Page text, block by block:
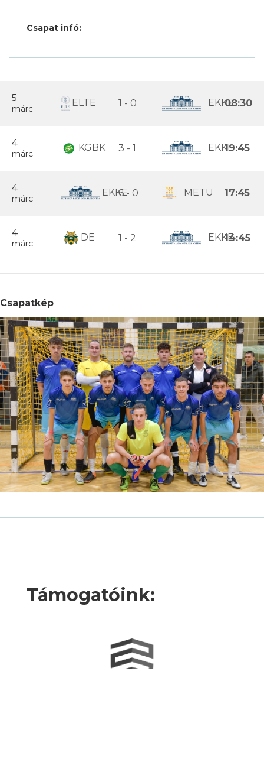
Csapat infó:
5
márc
ELTE 1 - 0 EKKE08:30
4
márc
KGBK 3 - 1 EKKE19:45
4
márc
EKKE6 - 0 METU 17:45
4
márc
DE 1 - 2 EKKE14:45
Csapatkép
Támogatóink: